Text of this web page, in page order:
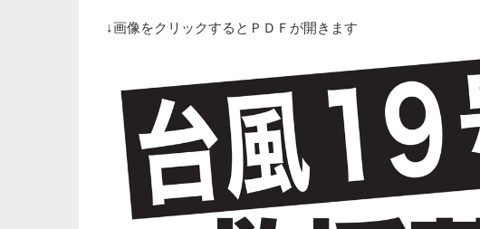
↓画像をクリックするとＰＤＦが開きます